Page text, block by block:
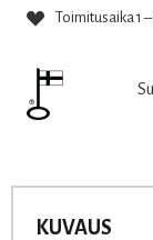
Toimitusaika 1 –
KUVAUS